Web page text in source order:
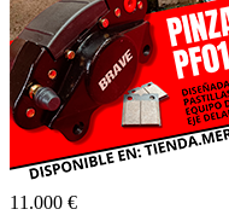
11.000 €